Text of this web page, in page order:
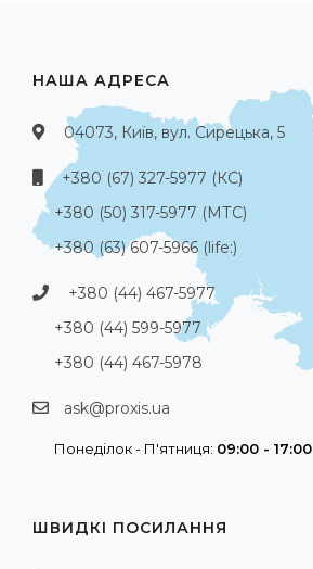
НАША АДРЕСА
04073, Київ, вул. Сирецька, 5
+380 (67) 327-5977 (КС)
+380 (50) 317-5977 (МТС)
+380 (63) 607-5966 (life:)
+380 (44) 467-5977
+380 (44) 599-5977
+380 (44) 467-5978
ask@proxis.ua
Понеділок - П'ятниця: 09:00 - 17:00
ШВИДКІ ПОСИЛАННЯ